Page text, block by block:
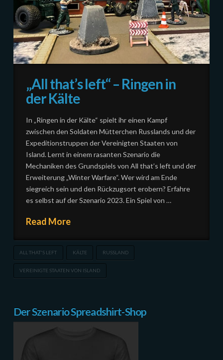
„All that’s left“ – Ringen in
der Kälte
In „Ringen in der Kälte“ spielt ihr einen Kampf
zwischen den Soldaten Mütterchen Russlands und der
Expeditionstruppen der Vereinigten Staaten von
Island. Lernt in einem rasanten Szenario die
Mechaniken des Grundspiels von All that’s left und der
Erweiterung „Winter Warfare“. Wer wird am Ende
siegreich sein und den Rückzugsort erobern? Erfahre
es selbst auf der Szenario 2023. Ein Spiel von …
Read More
ALL THAT'S LEFT KÄLTE RUSSLAND
VEREINIGTE STAATEN VON ISLAND
Der Szenario Spreadshirt-Shop